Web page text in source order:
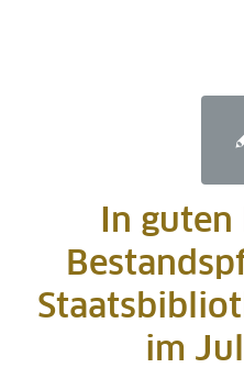
In guten
im